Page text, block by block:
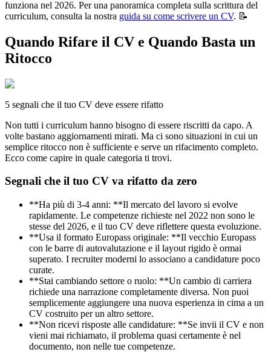
funziona nel 2026. Per una panoramica completa sulla scrittura del
curriculum, consulta la nostra guida su come scrivere un CV. 📝
Quando Rifare il CV e Quando Basta un
Ritocco
5 segnali che il tuo CV deve essere rifatto
Non tutti i curriculum hanno bisogno di essere riscritti da capo. A
volte bastano aggiornamenti mirati. Ma ci sono situazioni in cui un
semplice ritocco non è sufficiente e serve un rifacimento completo.
Ecco come capire in quale categoria ti trovi.
Segnali che il tuo CV va rifatto da zero
**Ha più di 3-4 anni: **Il mercato del lavoro si evolve
rapidamente. Le competenze richieste nel 2022 non sono le
stesse del 2026, e il tuo CV deve riflettere questa evoluzione.
**Usa il formato Europass originale: **Il vecchio Europass
con le barre di autovalutazione e il layout rigido è ormai
superato. I recruiter moderni lo associano a candidature poco
curate.
**Stai cambiando settore o ruolo: **Un cambio di carriera
richiede una narrazione completamente diversa. Non puoi
semplicemente aggiungere una nuova esperienza in cima a un
CV costruito per un altro settore.
**Non ricevi risposte alle candidature: **Se invii il CV e non
vieni mai richiamato, il problema quasi certamente è nel
documento, non nelle tue competenze.